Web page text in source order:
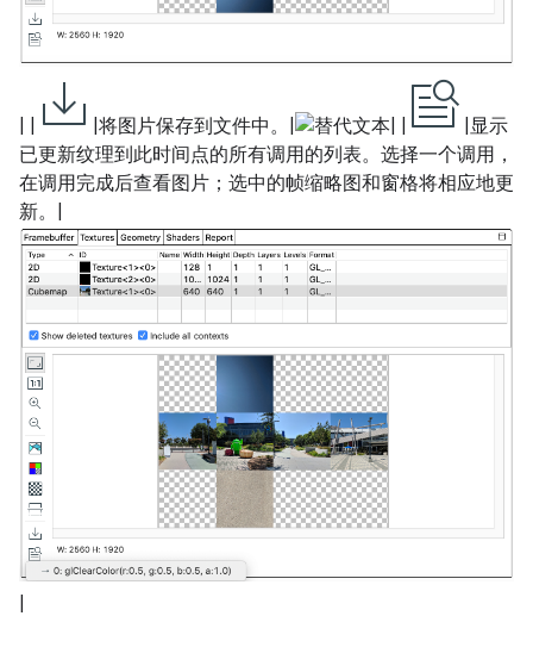
|将图片保存到文件中。|
|显示
已更新纹理到此时间点的所有调用的列表。选择一个调用，
在调用完成后查看图片；选中的帧缩略图和窗格将相应地更
新。|